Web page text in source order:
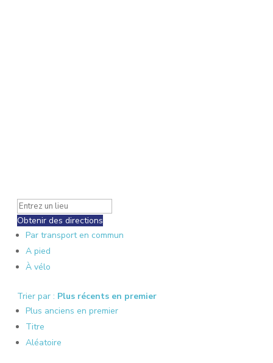
Obtenir des directions
Par transport en commun
A pied
À vélo
Trier par : Plus récents en premier
Plus anciens en premier
Titre
Aléatoire